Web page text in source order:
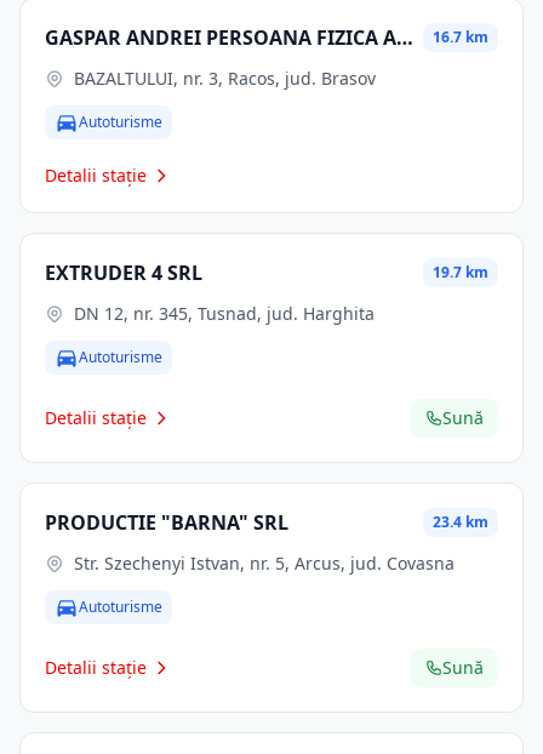
GASPAR ANDREI PERSOANA FIZICA AUTORIZATA 16.7 km
BAZALTULUI, nr. 3, Racos, jud. Brasov
Autoturisme
Detalii stație
EXTRUDER 4 SRL 19.7 km
DN 12, nr. 345, Tusnad, jud. Harghita
Autoturisme
Detalii stație Sună
PRODUCTIE "BARNA" SRL 23.4 km
Str. Szechenyi Istvan, nr. 5, Arcus, jud. Covasna
Autoturisme
Detalii stație Sună